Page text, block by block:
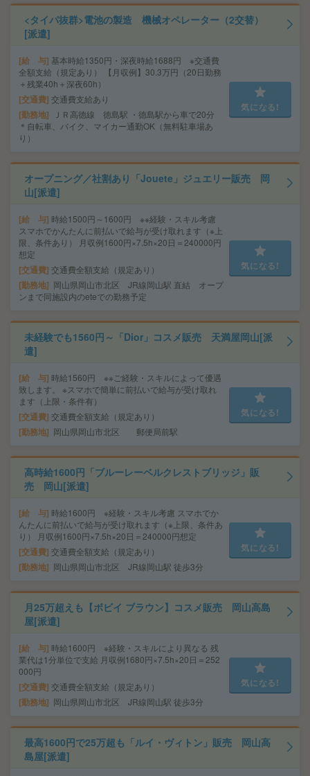
<タイパ抜群>電池の製造 機械オペレーター（2交替）
[派遣]
給 与 基本時給1350円・深夜時給1688円 ※交通費
全額支給（規定あり） 【月収例】30.3万円（20日勤務
＋残業40h＋深夜60h）
交通費 交通費支給あり
勤務地
ＪＲ高徳線 徳島駅 ・徳島駅から車で20分
＊自転車、バイク、マイカー通勤OK（無料駐車場あ
り）
気になる!
オープニング／社割あり「Jouete」ジュエリー販売 岡
山[派遣]
給 与 時給1500円～1600円 ※※経験・スキル考慮
スマホでかんたんに前払いで給与が受け取れます（※上
限、条件あり） 月収例1600円×7.5h×20日＝240000円
想定
交通費 交通費全額支給（規定あり）
勤務地
岡山県岡山市北区 JR線岡山駅 直結 オープ
ンまで同施設内のeteでの勤務予定
気になる!
未経験でも1560円～「Dior」コスメ販売 天満屋岡山[派
遣]
給 与 時給1560円 ※※ご経験・スキルによって優遇
致します。 ※スマホで簡単に前払いで給与が受け取れ
ます（上限・条件有）
交通費 交通費全額支給（規定あり）
勤務地 岡山県岡山市北区 郵便局前駅
気になる!
高時給1600円「ブルーレーベルクレストブリッジ」販
売 岡山[派遣]
給 与 時給1600円 ※経験・スキル考慮 スマホでか
んたんに前払いで給与が受け取れます（※上限、条件あ
り） 月収例1600円×7.5h×20日＝240000円想定
交通費 交通費全額支給（規定あり）
勤務地 岡山県岡山市北区 JR線岡山駅 徒歩3分
気になる!
月25万超えも【ボビイ ブラウン】コスメ販売 岡山高島
屋[派遣]
給 与 時給1600円 ※経験・スキルにより異なる 残
業代は1分単位で支給 月収例1680円×7.5h×20日＝252
000円
交通費 交通費全額支給（規定あり）
勤務地 岡山県岡山市北区 JR線岡山駅 徒歩3分
気になる!
最高1600円で25万超も「ルイ・ヴィトン」販売 岡山高
島屋[派遣]